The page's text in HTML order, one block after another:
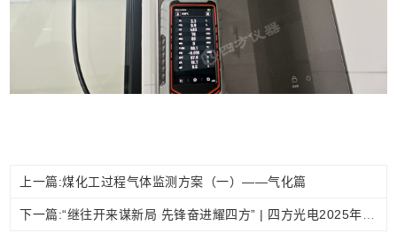
上一篇:煤化工过程气体监测方案（一）——气化篇